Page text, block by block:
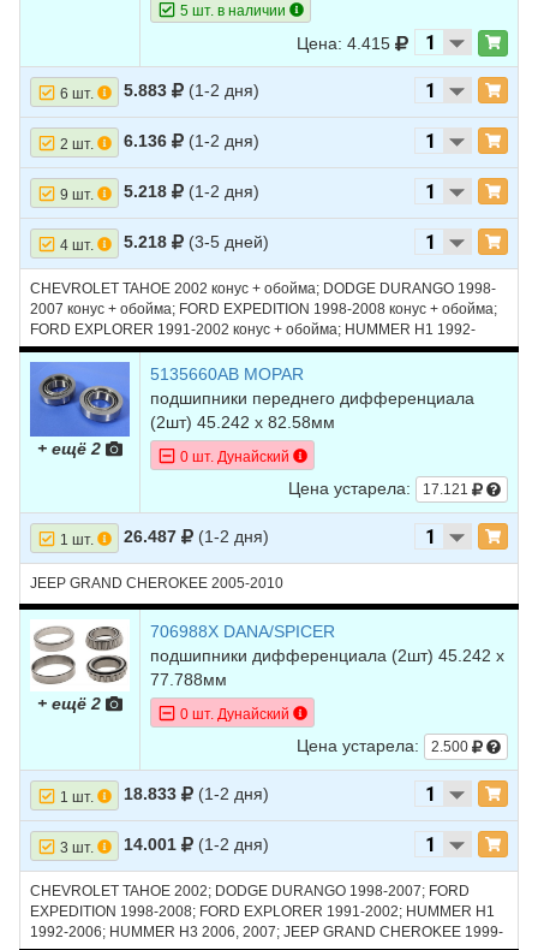
5 шт. в наличии
Цена: 4.415
6 шт. 5.883 (1-2 дня)
2 шт. 6.136 (1-2 дня)
9 шт. 5.218 (1-2 дня)
4 шт. 5.218 (3-5 дней)
CHEVROLET TAHOE 2002 конус + обойма; DODGE DURANGO 1998-
2007 конус + обойма; FORD EXPEDITION 1998-2008 конус + обойма;
FORD EXPLORER 1991-2002 конус + обойма; HUMMER H1 1992-
2006 конус + обойма; HUMMER H3 2006, 2007 конус + обойма; JEEP
GRAND CHEROKEE 1999-2008 на задний мост DANA 44
+ ещё 2
5135660AB MOPAR
подшипники переднего дифференциала
(2шт) 45.242 х 82.58мм
0 шт. Дунайский
Цена устарела: 17.121
1 шт. 26.487 (1-2 дня)
JEEP GRAND CHEROKEE 2005-2010
+ ещё 2
706988X DANA/SPICER
подшипники дифференциала (2шт) 45.242 х
77.788мм
0 шт. Дунайский
Цена устарела: 2.500
1 шт. 18.833 (1-2 дня)
3 шт. 14.001 (1-2 дня)
CHEVROLET TAHOE 2002; DODGE DURANGO 1998-2007; FORD
EXPEDITION 1998-2008; FORD EXPLORER 1991-2002; HUMMER H1
1992-2006; HUMMER H3 2006, 2007; JEEP GRAND CHEROKEE 1999-